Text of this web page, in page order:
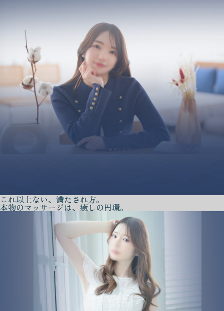
これ以上ない、満たされ方。
本物のマッサージは、癒しの円環。